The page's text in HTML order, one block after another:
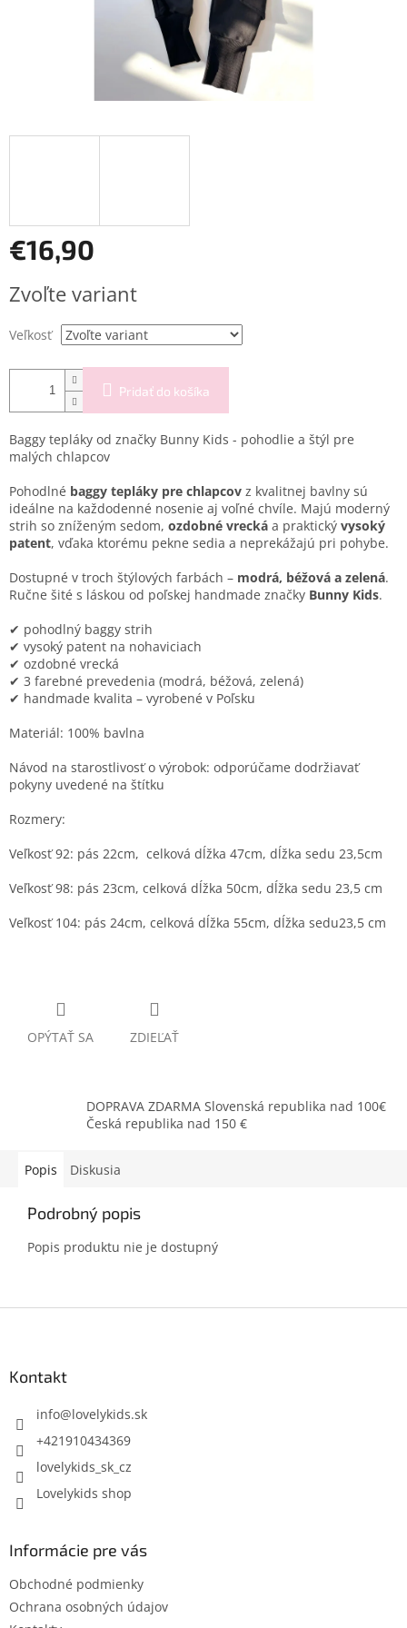
€16,90
cena:
Zvoľte variant
Veľkosť
Pridať do košíka
Baggy tepláky od značky Bunny Kids - pohodlie a štýl pre
malých chlapcov
Pohodlné baggy tepláky pre chlapcov z kvalitnej bavlny sú
ideálne na každodenné nosenie aj voľné chvíle. Majú moderný
strih so zníženým sedom, ozdobné vrecká a praktický vysoký
patent, vďaka ktorému pekne sedia a neprekážajú pri pohybe.
Dostupné v troch štýlových farbách – modrá, béžová a zelená.
Ručne šité s láskou od poľskej handmade značky Bunny Kids.
✔ pohodlný baggy strih
✔ vysoký patent na nohaviciach
✔ ozdobné vrecká
✔ 3 farebné prevedenia (modrá, béžová, zelená)
✔ handmade kvalita – vyrobené v Poľsku
Materiál: 100% bavlna
Návod na starostlivosť o výrobok: odporúčame dodržiavať
pokyny uvedené na štítku
Rozmery:
Veľkosť 92: pás 22cm, celková dĺžka 47cm, dĺžka sedu 23,5cm
Veľkosť 98: pás 23cm, celková dĺžka 50cm, dĺžka sedu 23,5 cm
Veľkosť 104: pás 24cm, celková dĺžka 55cm, dĺžka sedu23,5 cm
OPÝTAŤ SA ZDIEĽAŤ
DOPRAVA ZDARMA Slovenská republika nad 100€
Česká republika nad 150 €
Popis Diskusia
Podrobný popis
Popis produktu nie je dostupný
Kontakt
info@lovelykids.sk
+421910434369
lovelykids_sk_cz
Lovelykids shop
Informácie pre vás
Obchodné podmienky
Ochrana osobných údajov